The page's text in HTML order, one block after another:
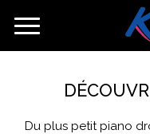
Toggle
Du plus petit piano